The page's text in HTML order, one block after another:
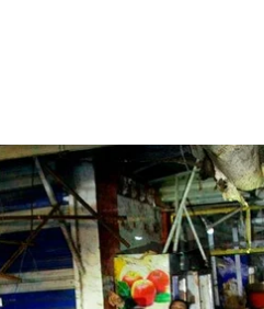
на ринку у місті Садр, Ірак, 19
AP Photo/Khalid Mohammed
терорист підірвав себе
60 — дістали
Associated Pressз
деякі з поранених